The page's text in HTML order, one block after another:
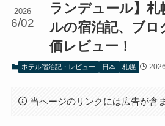
ランデュール】
ルの宿泊記、ブロ
価レビュー！
2026
6/02
ホテル宿泊記・レビュー 日本 札幌
当ページのリンクには広告が含